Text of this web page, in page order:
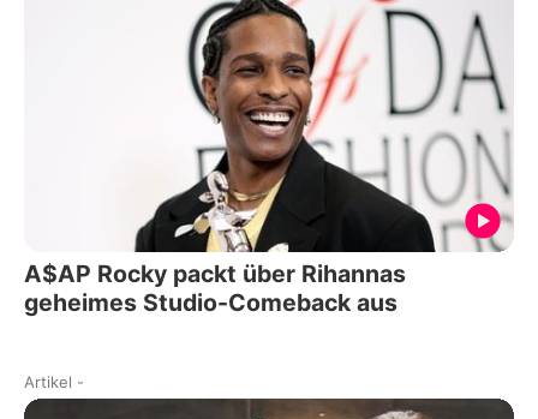
A$AP Rocky packt über Rihannas
geheimes Studio-Comeback aus
Artikel -